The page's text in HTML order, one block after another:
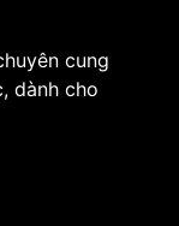
cung
dành cho